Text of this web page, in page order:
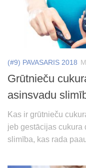
(#9) PAVASARIS 2018
Grūtnieču
asinsvadu
Kas ir grūtnieču
jeb gestācijas cukura
slimība, kas rada